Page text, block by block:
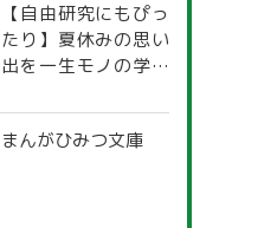
学用品
物流
【自由研究にもぴっ
たり】夏休みの思い
出を一生モノの学び
探究ガイド
まんがひみつ文庫